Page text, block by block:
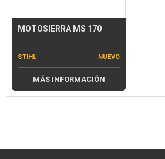
MOTOSIERRA MS 170
STIHL NUEVO
MÁS INFORMACIÓN